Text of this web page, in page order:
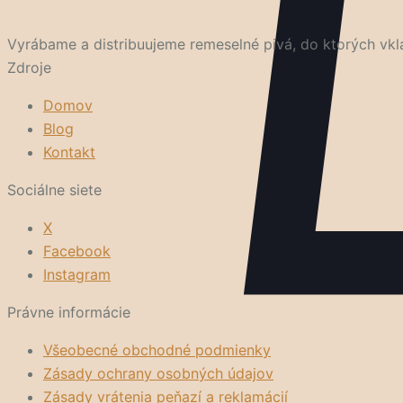
Vyrábame a distribuujeme remeselné pivá, do ktorých
Zdroje
Domov
Blog
Kontakt
Sociálne siete
X
Facebook
Instagram
Právne informácie
Všeobecné obchodné podmienky
Zásady ochrany osobných údajov
Zásady vrátenia peňazí a reklamácií